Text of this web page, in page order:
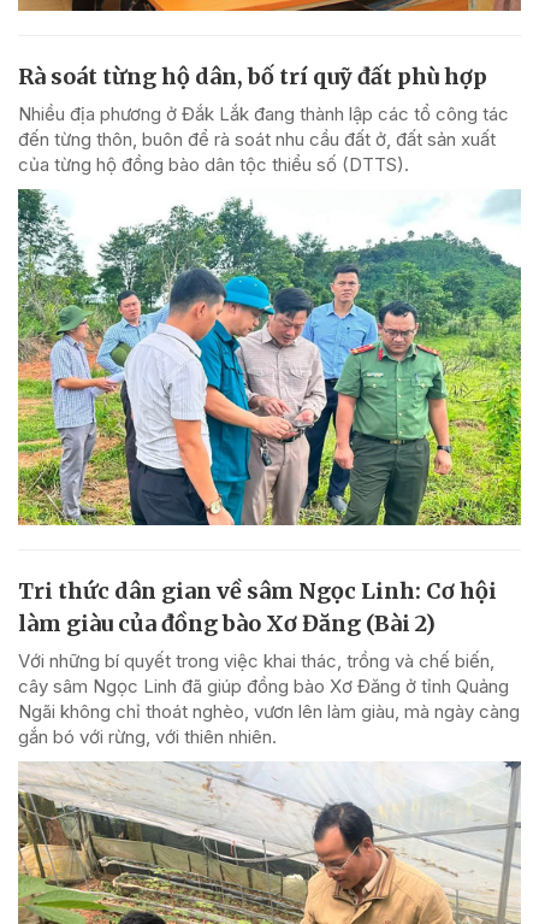
Rà soát từng hộ dân, bố trí quỹ đất phù hợp
Nhiều địa phương ở Đắk Lắk đang thành lập các tổ công tác
đến từng thôn, buôn để rà soát nhu cầu đất ở, đất sản xuất
của từng hộ đồng bào dân tộc thiểu số (DTTS).
Tri thức dân gian về sâm Ngọc Linh: Cơ hội
làm giàu của đồng bào Xơ Đăng (Bài 2)
Với những bí quyết trong việc khai thác, trồng và chế biến,
cây sâm Ngọc Linh đã giúp đồng bào Xơ Đăng ở tỉnh Quảng
Ngãi không chỉ thoát nghèo, vươn lên làm giàu, mà ngày càng
gắn bó với rừng, với thiên nhiên.